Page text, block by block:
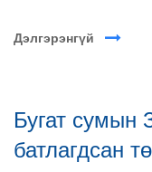
Дэлгэрэнгүй
Бугат сумын
батлагдсан